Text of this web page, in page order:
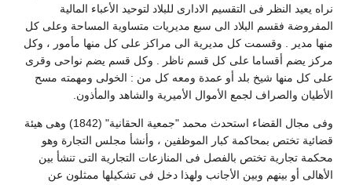
نراه يعيد النظر فى التقسيم الادارى للبلاد لتوحيد الأعباء المالية
المفروضة فقسم البلاد الى سبع مديريات متساوية المساحة وعلى كل
منها مدير . وقسمت كل مديرية الى مراكز على كل منها مأمور ، وكل
مركز يضم أقساما على كل قسم ناظر . وكل قسم يضم نواحى وقرى
على كل منها شيخ بلد أو عمدة ومعه كل من : الخولى ومهمته مسح
الأطيان والصراف لجمع الأموال الأميرية والشاهد والمأذون.
وفى مجال القضاء استحدث محمد "جمعية الحقانية" (1842) وهى هيئة
قضائية تختص بمحاكمة كبار الموظفين ، وأنشأ مجلس التجارة وهو
محكمة تجارية تختص بالفصل فى المنازعات التجارية التى تنشأ بين
الأهالى أو بينهم وبين الأجانب ولهذا دخل فى تشكيلها ممثلون عن